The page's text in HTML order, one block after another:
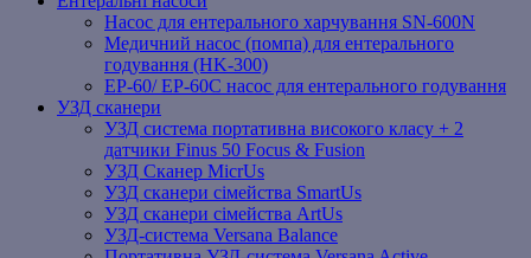
Насос для ентерального харчування SN-600N
Медичний насос (помпа) для ентерального
годування (HK-300)
EP-60/ EP-60C насос для ентерального годування
УЗД сканери
УЗД система портативна високого класу + 2
датчики Finus 50 Focus & Fusion
УЗД Сканер MicrUs
УЗД сканери сімейства SmartUs
УЗД сканери сімейства ArtUs
УЗД-система Versana Balance